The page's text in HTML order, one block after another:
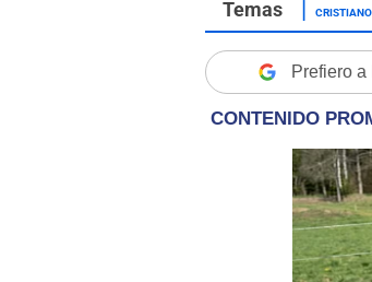
Prefiero